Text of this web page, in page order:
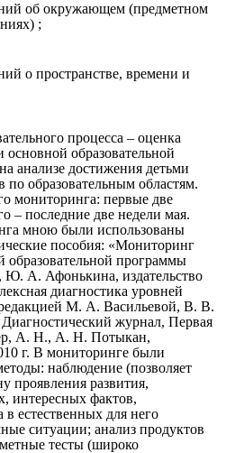
об окружающем (предметном
;
о пространстве, времени и
процесса – оценка
основной образовательной
анализе достижения детьми
по образовательным областям.
мониторинга: первые две
– последние две недели мая.
мною были использованы
пособия: «Мониторинг
образовательной программы
Ю. А. Афонькина, издательство
диагностика уровней
М. А. Васильевой, В. В.
журнал, Первая
А. Н., А. Н. Потыкан,
г. В мониторинге были
наблюдение (позволяет
проявления развития,
интересных фактов,
естественных для него
ситуации; анализ продуктов
тесты (широко